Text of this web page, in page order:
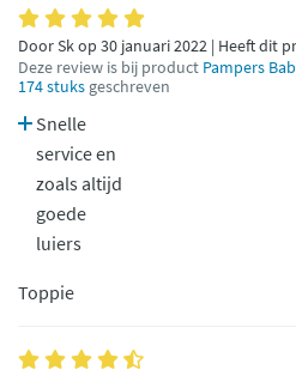
Door Sk op 30 januari 2022 | Heeft dit
Deze review is bij product Pampers
174 stuks geschreven
Snelle
service en
zoals altijd
goede
luiers
Toppie